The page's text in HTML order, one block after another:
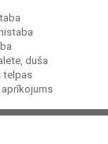
duša
telpas
aprīkojums